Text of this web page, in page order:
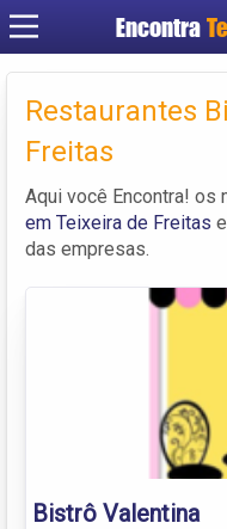
Encontra
Restaurantes
Freitas
Aqui você Encontra! os
em Teixeira de Freitas
das empresas.
Bistrô Valentina